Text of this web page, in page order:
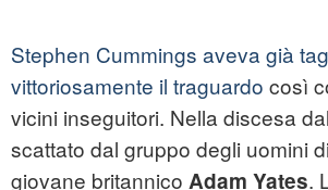
Stephen Cummings aveva già
vittoriosamente il traguardo così
vicini inseguitori. Nella discesa
scattato dal gruppo degli uomini
giovane britannico Adam Yates.